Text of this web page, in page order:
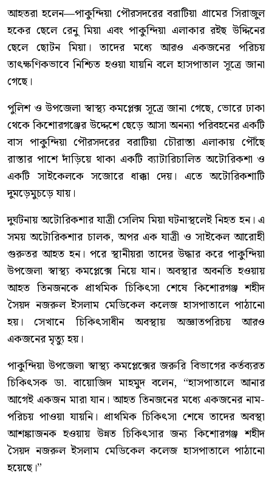
আহতরা হলেন—পাকুন্দিয়া পৌরসদরের বরাটিয়া গ্রামের সিরাজুল
হকের ছেলে রেনু মিয়া এবং পাকুন্দিয়া এলাকার রইছ উদ্দিনের
ছেলে ছোটন মিয়া। তাদের মধ্যে আরও একজনের পরিচয়
তাৎক্ষণিকভাবে নিশ্চিত হওয়া যায়নি বলে হাসপাতাল সূত্রে জানা
গেছে।
পুলিশ ও উপজেলা স্বাস্থ্য কমপ্লেক্স সূত্রে জানা গেছে, ভোরে ঢাকা
থেকে কিশোরগঞ্জের উদ্দেশে ছেড়ে আসা অনন্যা পরিবহনের একটি
বাস পাকুন্দিয়া পৌরসদরের বরাটিয়া চৌরাস্তা এলাকায় পৌঁছে
রাস্তার পাশে দাঁড়িয়ে থাকা একটি ব্যাটারিচালিত অটোরিকশা ও
একটি সাইকেলকে সজোরে ধাক্কা দেয়। এতে অটোরিকশাটি
দুমড়েমুচড়ে যায়।
দুর্ঘটনায় অটোরিকশার যাত্রী সেলিম মিয়া ঘটনাস্থলেই নিহত হন। এ
সময় অটোরিকশার চালক, অপর এক যাত্রী ও সাইকেল আরোহী
গুরুতর আহত হন। পরে স্থানীয়রা তাদের উদ্ধার করে পাকুন্দিয়া
উপজেলা স্বাস্থ্য কমপ্লেক্সে নিয়ে যান। অবস্থার অবনতি হওয়ায়
আহত তিনজনকে প্রাথমিক চিকিৎসা শেষে কিশোরগঞ্জ শহীদ
সৈয়দ নজরুল ইসলাম মেডিকেল কলেজ হাসপাতালে পাঠানো
হয়। সেখানে চিকিৎসাধীন অবস্থায় অজ্ঞাতপরিচয় আরও
একজনের মৃত্যু হয়।
পাকুন্দিয়া উপজেলা স্বাস্থ্য কমপ্লেক্সের জরুরি বিভাগের কর্তব্যরত
চিকিৎসক ডা. বায়োজিদ মাহমুদ বলেন, “হাসপাতালে আনার
আগেই একজন মারা যান। আহত তিনজনের মধ্যে একজনের নাম-
পরিচয় পাওয়া যায়নি। প্রাথমিক চিকিৎসা শেষে তাদের অবস্থা
আশঙ্কাজনক হওয়ায় উন্নত চিকিৎসার জন্য কিশোরগঞ্জ শহীদ
সৈয়দ নজরুল ইসলাম মেডিকেল কলেজ হাসপাতালে পাঠানো
হয়েছে।”